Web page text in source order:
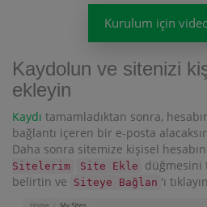
Kurulum için
Kaydolun ve sitenizi
ekleyin
Kaydı tamamladıktan sonra,
bağlantı içeren bir e-posta
Daha sonra sitemize kişisel
Sitelerim
Site Ekle
düğmesini
belirtin ve
Siteye Bağlan 'ı